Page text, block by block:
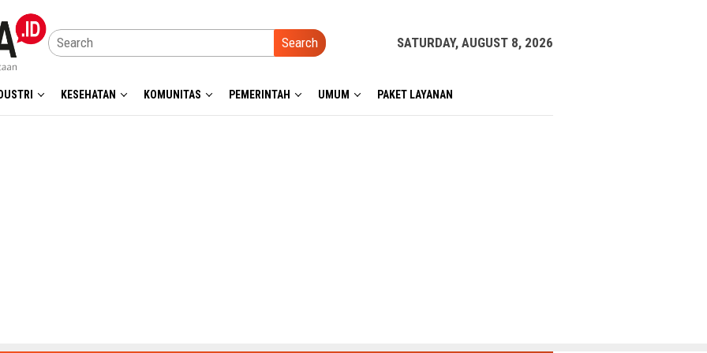
Search SATURDAY, AUGUST 8, 2026
KESEHATAN KOMUNITAS PEMERINTAH UMUM PAKET LAYANAN